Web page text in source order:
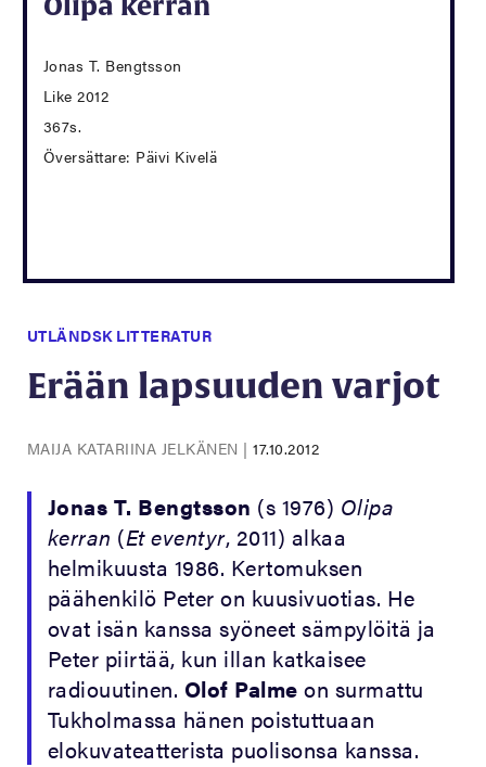
Jonas T. Bengtsson
Like 2012
367s.
Översättare: Päivi Kivelä
UTLÄNDSK LITTERATUR
Erään lapsuuden varjot
MAIJA KATARIINA JELKÄNEN |17.10.2012
Jonas T. Bengtsson (s 1976) Olipa
kerran (Et eventyr, 2011) alkaa
helmikuusta 1986. Kertomuksen
päähenkilö Peter on kuusivuotias. He
ovat isän kanssa syöneet sämpylöitä ja
Peter piirtää, kun illan katkaisee
radiouutinen. Olof Palme on surmattu
Tukholmassa hänen poistuttuaan
elokuvateatterista puolisonsa kanssa.